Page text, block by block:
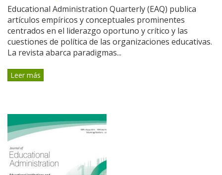
Educational Administration Quarterly (EAQ) publica
artículos empíricos y conceptuales prominentes
centrados en el liderazgo oportuno y crítico y las
cuestiones de política de las organizaciones educativas.
La revista abarca paradigmas...
Leer más